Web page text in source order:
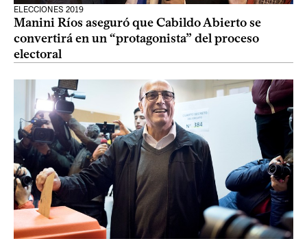
ELECCIONES 2019
Manini Ríos aseguró que Cabildo Abierto se
convertirá en un “protagonista” del proceso
electoral